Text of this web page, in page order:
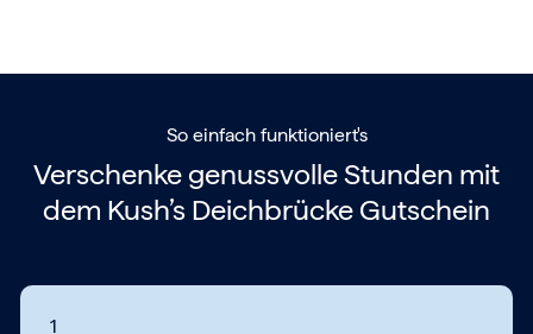
So einfach funktioniert's
Verschenke genussvolle Stunden mit
dem Kush’s Deichbrücke Gutschein
1